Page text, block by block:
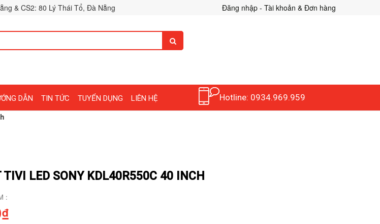
& CS2: 80 Lý Thái Tổ, Đà Nẵng Đăng nhập - Tài khoản & Đơn hàng
DẪN TIN TỨC TUYỂN DỤNG LIÊN HỆ
Hotline: 0934.969.959
TIVI LED SONY KDL40R550C 40 INCH
: